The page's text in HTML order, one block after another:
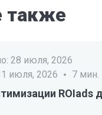
также
28 июля, 2026
июля, 2026 7 мин.
ROIads